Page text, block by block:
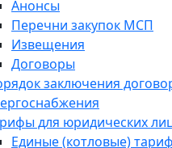
Анонсы
Перечни закупок МСП
Извещения
Договоры
заключения
для юридических
Единые (котловые)